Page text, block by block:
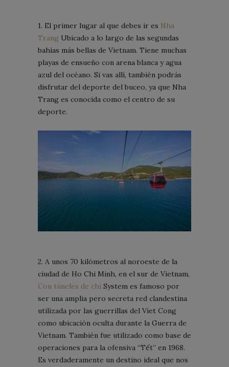
1. El primer lugar al que debes ir es Nha
Trang Ubicado a lo largo de las segundas
bahías más bellas de Vietnam. Tiene muchas
playas de ensueño con arena blanca y agua
azul del océano. Si vas allí, también podrás
disfrutar del deporte del buceo, ya que Nha
Trang es conocida como el centro de su
deporte.
2. A unos 70 kilómetros al noroeste de la
ciudad de Ho Chi Minh, en el sur de Vietnam,
Con túneles de chi System es famoso por
ser una amplia pero secreta red clandestina
utilizada por las guerrillas del Viet Cong
como ubicación oculta durante la Guerra de
Vietnam. También fue utilizado como base de
operaciones para la ofensiva “Tết” en 1968.
Es verdaderamente un destino ideal que nos